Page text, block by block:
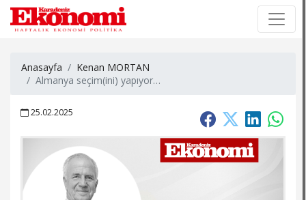
Anasayfa
Kenan MORTAN
Almanya seçim(ini) yapıyor…
25.02.2025
×
×